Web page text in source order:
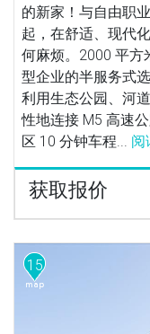
的新家！与自由职
起，在舒适、现代
何麻烦。2000 平方
型企业的半服务式
利用生态公园、河
性地连接 M5 高速
区 10 分钟车程... 阅
获取报价
15